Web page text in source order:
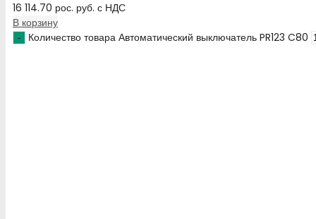
16 114.70 рос. руб. с НДС
В корзину
Количество товара Автоматический выключатель PR123 C80